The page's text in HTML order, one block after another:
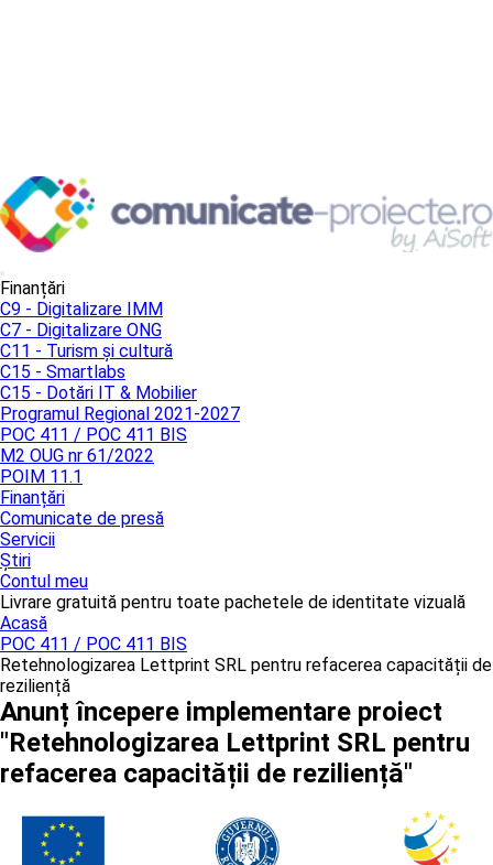
Finanțări
C9 - Digitalizare IMM
C7 - Digitalizare ONG
C11 - Turism și cultură
C15 - Smartlabs
C15 - Dotări IT & Mobilier
Programul Regional 2021-2027
POC 411 / POC 411 BIS
M2 OUG nr 61/2022
POIM 11.1
Finanțări
Comunicate de presă
Servicii
Știri
Contul meu
Livrare gratuită pentru toate pachetele de identitate vizuală
Acasă
POC 411 / POC 411 BIS
Retehnologizarea Lettprint SRL pentru refacerea capacității de
reziliență
Anunț începere implementare proiect
"Retehnologizarea Lettprint SRL pentru
refacerea capacității de reziliență"